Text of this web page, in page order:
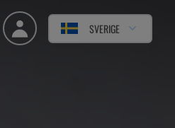
SVERIGE